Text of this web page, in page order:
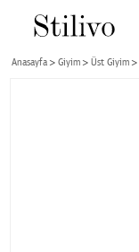
Anasayfa Giyim Üst Giyim